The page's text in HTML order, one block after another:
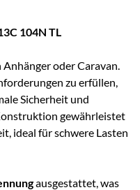
104N TL
oder Caravan.
zu erfüllen,
Sicherheit und
gewährleistet
ideal für schwere Lasten
ausgestattet, was